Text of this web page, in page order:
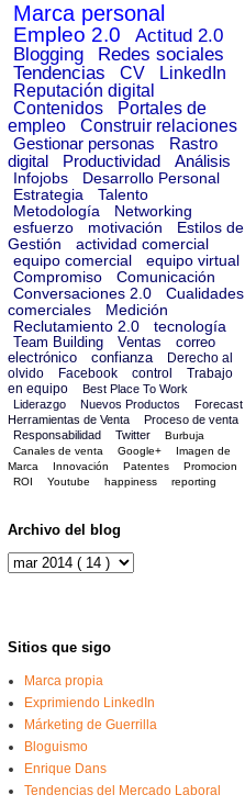
Marca personal
Empleo 2.0
Actitud 2.0
Blogging
Redes sociales
Tendencias
CV
LinkedIn
Reputación digital
Contenidos
Portales de
empleo
Construir relaciones
Gestionar personas
Rastro
digital
Productividad Análisis
Infojobs
Desarrollo Personal
Estrategia
Talento
Metodología
Networking
esfuerzo
motivación
Estilos de
Gestión
actividad comercial
equipo comercial
equipo virtual
Compromiso
Comunicación
Conversaciones 2.0
Cualidades
comerciales
Medición
Reclutamiento 2.0
tecnología
Team Building Ventas
correo
electrónico
confianza
Derecho al
olvido
Facebook control
Trabajo
en equipo
Best Place To Work
Liderazgo
Nuevos Productos
Forecast
Herramientas de Venta
Proceso de venta
Responsabilidad
Twitter
Burbuja
Canales de venta
Google+
Imagen de
Marca
Innovación Patentes
Promocion
ROI
Youtube happiness reporting
Archivo del blog
Sitios que sigo
Marca propia
Exprimiendo LinkedIn
Márketing de Guerrilla
Bloguismo
Enrique Dans
Tendencias del Mercado Laboral